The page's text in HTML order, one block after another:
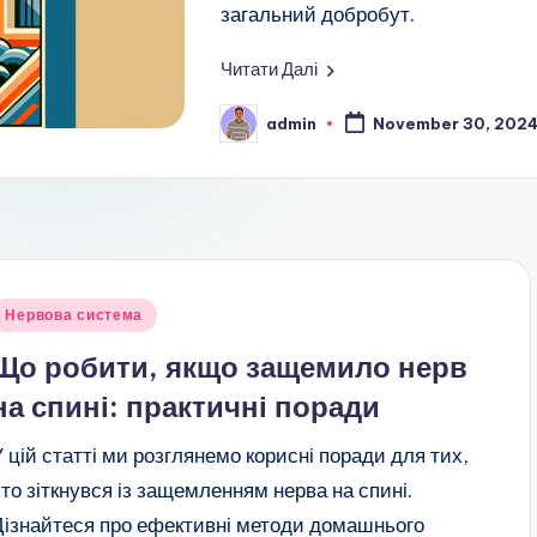
загальний добробут.
Читати Далі
Posted
by
admin November 30, 2024
Нервова система
робити, якщо защемило нерв
спині: практичні поради
цій статті ми розглянемо корисні поради для тих,
зіткнувся із защемленням нерва на спині.
про ефективні методи домашнього